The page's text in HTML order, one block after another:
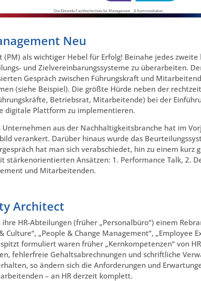
Neu
(PM) als wichtiger Hebel für Erfolg! Beinahe jedes
und Zielvereinbarungssysteme zu überarbeiten.
Gespräch zwischen Führungskraft und
(siehe Beispiel). Die größte Hürde neben der
Betriebsrat, Mitarbeitende) bei der
digitale Plattform zu implementieren.
Unternehmen aus der Nachhaltigkeitsbranche hat im
verankert. Darüber hinaus wurde das
hat man sich verabschiedet, hin zu einem kurz
stärkenorientierten Ansätzen: 1. Performance Talk, 2.
und Mitarbeitenden.
Architect
HR-Abteilungen (früher „Personalbüro“) einem
Culture“, „People & Change Management“, „Employee
formuliert waren früher „Kernkompetenzen“ von
fehlerfreie Gehaltsabrechnungen und schriftliche
so ändern sich die Anforderungen und
– an HR derzeit komplett.